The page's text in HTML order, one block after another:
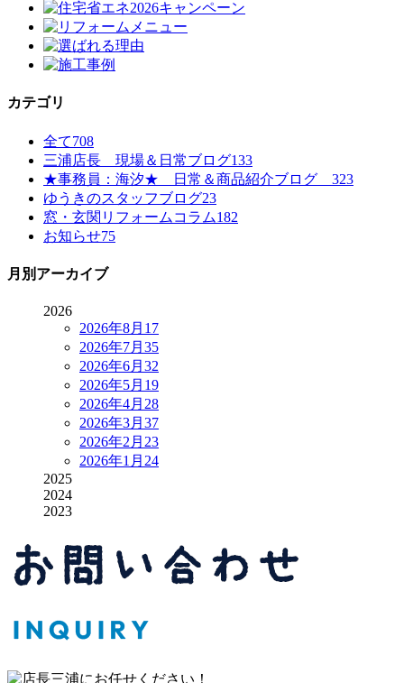
カテゴリ
全て708
三浦店長 現場＆日常ブログ133
★事務員：海汐★ 日常＆商品紹介ブログ 323
ゆうきのスタッフブログ23
窓・玄関リフォームコラム182
お知らせ75
月別アーカイブ
2026
2026年8月 17
2026年7月 35
2026年6月 32
2026年5月 19
2026年4月 28
2026年3月 37
2026年2月 23
2026年1月 24
2025
2024
2023